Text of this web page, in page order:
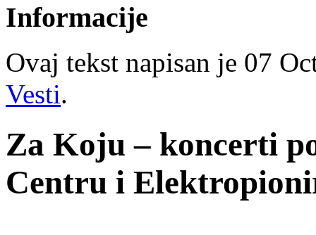
Informacije
Ovaj tekst napisan je 07
Vesti.
Za Koju – koncerti
Centru i